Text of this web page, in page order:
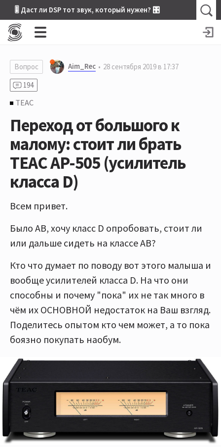
🎚 Даст ли DSP тот звук, который нужен? 🎛
Вопрос Aim_Rec
28 сентября 2019 в 17:37
194
TEAC
Переход от большого к
малому: стоит ли брать
TEAC AР-505 (усилитель
класса D)
Всем привет.
Было AB, хочу класс D опробовать, стоит ли
или дальше сидеть на классе AB?
Кто что думает по поводу вот этого малыша и
вообще усилителей класса D. На что они
способны и почему "пока" их не так много в
чём их ОСНОВНОЙ недостаток на Ваш взгляд.
Поделитесь опытом кто чем может, а то пока
боязно покупать наобум.